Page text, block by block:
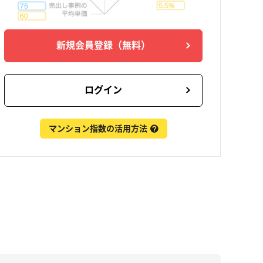
新規会員登録 （無料）
ログイン
マンション指数の活用方法